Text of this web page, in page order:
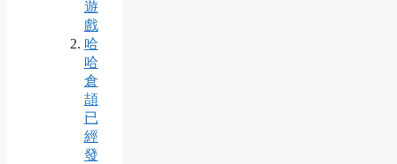
遊
戲
哈
哈
倉
頡
已
經
發